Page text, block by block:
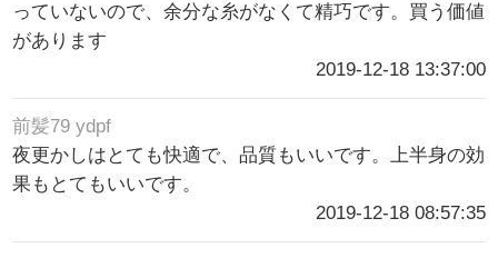
っていないので、余分な糸がなくて精巧です。買う価値
があります
2019-12-18 13:37:00
前髪79 ydpf
夜更かしはとても快適で、品質もいいです。上半身の効
果もとてもいいです。
2019-12-18 08:57:35